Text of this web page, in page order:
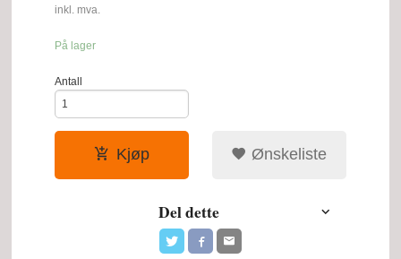
inkl. mva.
På lager
Antall
Kjøp Ønskeliste
Del dette